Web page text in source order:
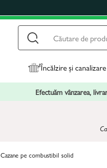
Încălzire și canalizare
Efectuăm vânzarea,
Cazane pe combustibil solid